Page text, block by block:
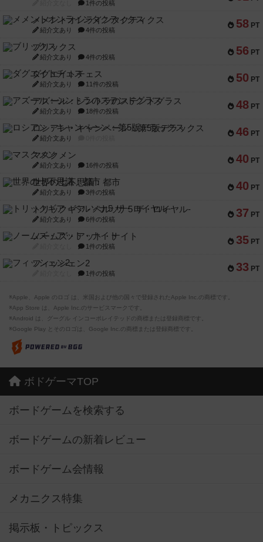
1件の投稿
58 PT
メメントオンラインタクティクス
紹介文あり 4件の投稿
56 PT
ブリックス
紹介文あり 4件の投稿
50 PT
ダグエイトチェス
紹介文あり 11件の投稿
48 PT
アズール：シントラのステンドグラス
紹介文あり 18件の投稿
46 PT
ロシアン・キャンペーン：第5版デラックス
紹介文あり
40 PT
マスクメン
紹介文あり 16件の投稿
40 PT
世界の七不思議：都市
紹介文あり 3件の投稿
37 PT
トリックギア - ペルソナ5 ザ・ロイヤル-
紹介文あり 6件の投稿
35 PT
ノームズ・アット・ナイト
1件の投稿
33 PT
フィッシェン2
1件の投稿
※Apple、Apple のロゴ は、米国および他の国々で登録されたApple Inc.の商標です。
※App Store は、Apple Inc.のサービスマークです。
※Android は、グーグル インコーポレイテッドの商標または登録商標です。
※Google Play とそのロゴは、Google Inc.の商標または登録商標です。
ボドゲーマTOP
ボードゲームを検索する
ボードゲームの新着レビュー
ボードゲーム会情報
メカニクス特集
掲示板・トピックス